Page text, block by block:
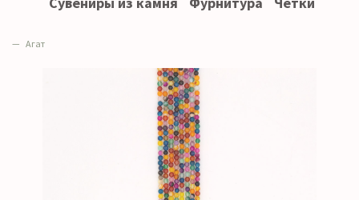
Агат